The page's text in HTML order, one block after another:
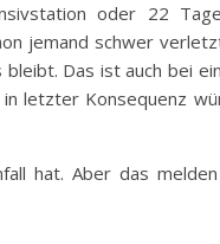
oder 22
jemand schwer
Das ist auch bei
letzter Konsequenz
hat. Aber das